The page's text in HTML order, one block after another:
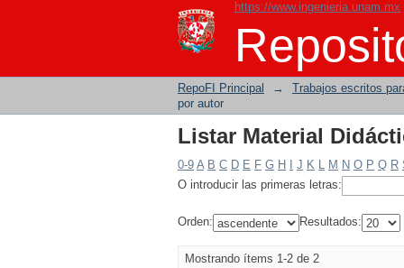
https://www.ingenieria.unam.mx
Listar Material
RepoFI Principal → Trabajos escritos
por autor
Listar Material
0-9 A B C D E F G H J K L M N O P Q R
O introducir las primeras letras:
Orden: Resultados:
Mostrando ítems 1-2 de 2